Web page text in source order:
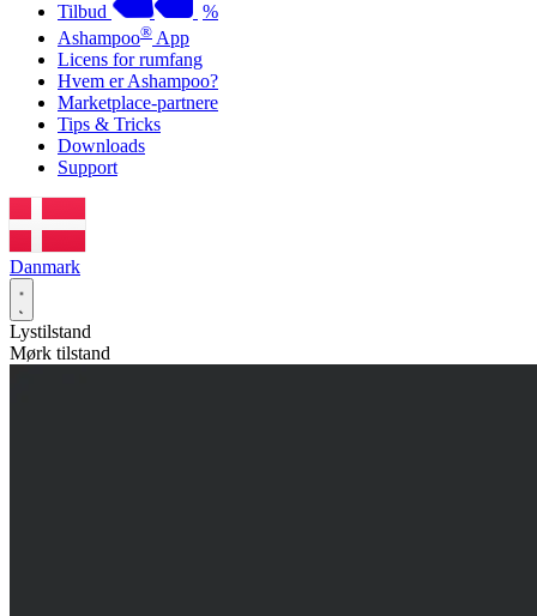
Tilbud
%
Ashampoo® App
Licens for rumfang
Hvem er Ashampoo?
Marketplace-partnere
Tips & Tricks
Downloads
Support
Danmark
Lystilstand
Mørk tilstand